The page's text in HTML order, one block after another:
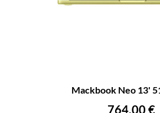
Mackbook Neo 13'
Precio
764,00 €